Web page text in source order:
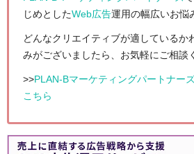
株式会社PLAN-Bマーケテ
本社所在地
大阪本社: 〒550-0013 大
橋グランスクエア 6階
東京本社: 〒141-0022 東京
CIRCLES with 島津山 3階
事業内容
–コンテンツライティング
–広告・プロモーション支
–コンテンツマーケティン
じめとしたWeb広告運用の幅広いお悩
どんなクリエイティブが適しているか
みがございましたら、お気軽にご相談
>>PLAN-Bマーケティングパートナー
こちら